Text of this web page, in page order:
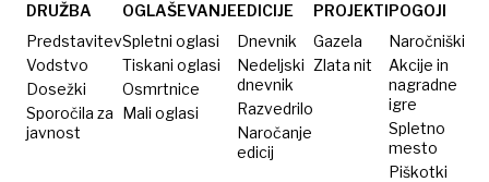
ogledov
za
popolne
nesmisle
DRUŽBA
Predstavitev
Vodstvo
Dosežki
Sporočila za
javnost
OGLAŠEVANJE
Spletni oglasi
Tiskani oglasi
Osmrtnice
Mali oglasi
EDICIJE
Dnevnik
Nedeljski
dnevnik
Razvedrilo
Naročanje
edicij
PROJEKTI
Gazela
Zlata nit
POGOJI
Naročniški
Akcije in
nagradne
igre
Spletno
mesto
Piškotki